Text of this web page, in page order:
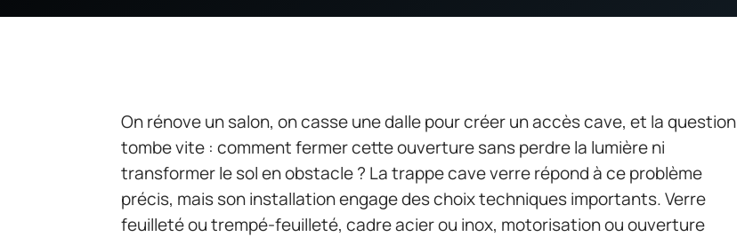
On rénove un salon, on casse une dalle pour créer un accès cave, et la question
tombe vite : comment fermer cette ouverture sans perdre la lumière ni
transformer le sol en obstacle ? La trappe cave verre répond à ce problème
précis, mais son installation engage des choix techniques importants. Verre
feuilleté ou trempé-feuilleté, cadre acier ou inox, motorisation ou ouverture